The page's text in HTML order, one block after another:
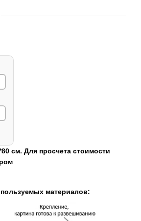
см. Для просчета стоимости
материалов: